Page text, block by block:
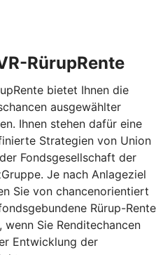
RürupRente
bietet Ihnen die
ausgewählter
Ihnen stehen dafür eine
Strategien von Union
Fondsgesellschaft der
Je nach Anlageziel
Sie von chancenorientiert
Rürup-Rente
Sie Renditechancen
Entwicklung der